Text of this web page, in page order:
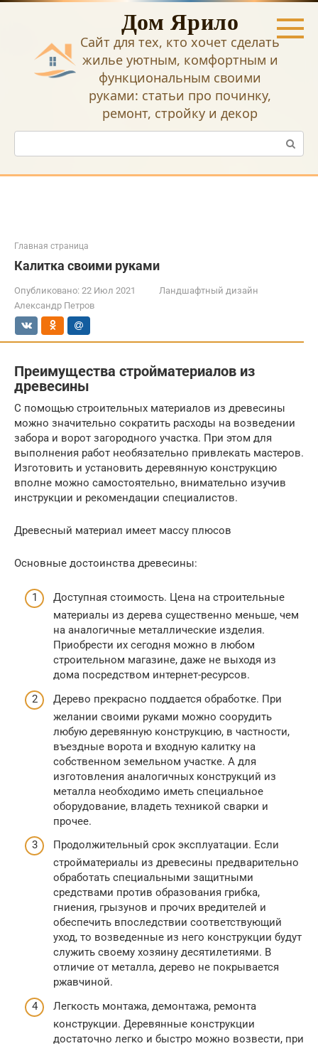
Перейти
Дом Ярило
Сайт для тех, кто хочет сделать
жилье уютным, комфортным и
функциональным своими
руками: статьи про починку,
ремонт, стройку и декор
Поиск:
Главная страница
Калитка своими руками
Опубликовано: 22 Июл 2021
Ландшафтный дизайн
Александр Петров
Преимущества стройматериалов из
древесины
С помощью строительных материалов из древесины
можно значительно сократить расходы на возведении
забора и ворот загородного участка. При этом для
выполнения работ необязательно привлекать мастеров.
Изготовить и установить деревянную конструкцию
вполне можно самостоятельно, внимательно изучив
инструкции и рекомендации специалистов.
Древесный материал имеет массу плюсов
Основные достоинства древесины:
Доступная стоимость. Цена на строительные
материалы из дерева существенно меньше, чем
на аналогичные металлические изделия.
Приобрести их сегодня можно в любом
строительном магазине, даже не выходя из
дома посредством интернет-ресурсов.
Дерево прекрасно поддается обработке. При
желании своими руками можно соорудить
любую деревянную конструкцию, в частности,
въездные ворота и входную калитку на
собственном земельном участке. А для
изготовления аналогичных конструкций из
металла необходимо иметь специальное
оборудование, владеть техникой сварки и
прочее.
Продолжительный срок эксплуатации. Если
стройматериалы из древесины предварительно
обработать специальными защитными
средствами против образования грибка,
гниения, грызунов и прочих вредителей и
обеспечить впоследствии соответствующий
уход, то возведенные из него конструкции будут
служить своему хозяину десятилетиями. В
отличие от металла, дерево не покрывается
ржавчиной.
Легкость монтажа, демонтажа, ремонта
конструкции. Деревянные конструкции
достаточно легко и быстро можно возвести, при